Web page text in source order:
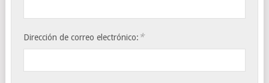
Dirección de correo electrónico: *